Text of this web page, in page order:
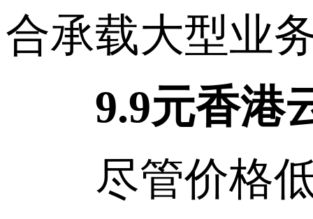
合承载大型业
9.9元香港云
尽管价格低